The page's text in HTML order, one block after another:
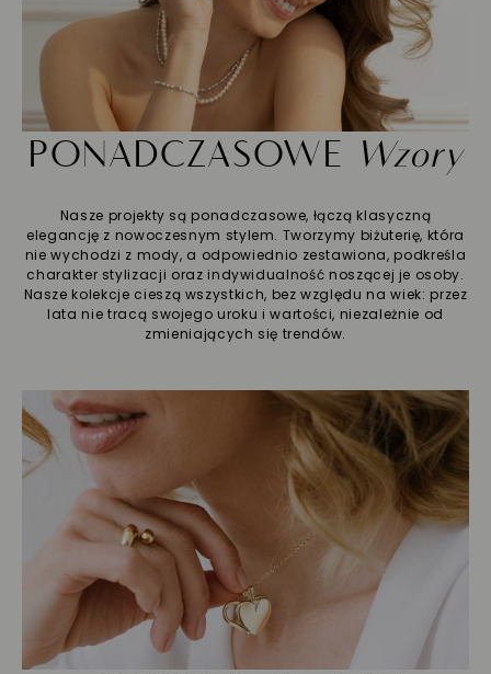
PONADCZASOWE Wzory
Nasze projekty są ponadczasowe, łączą klasyczną
elegancję z nowoczesnym stylem. Tworzymy biżuterię, która
nie wychodzi z mody, a odpowiednio zestawiona, podkreśla
charakter stylizacji oraz indywidualność noszącej je osoby.
Nasze kolekcje cieszą wszystkich, bez względu na wiek: przez
lata nie tracą swojego uroku i wartości, niezależnie od
zmieniających się trendów.